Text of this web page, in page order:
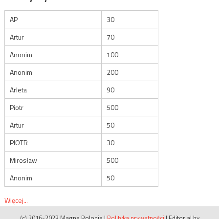
AP
30
Artur
70
Anonim
100
Anonim
200
Arleta
90
Piotr
500
Artur
50
PIOTR
30
Mirosław
500
Anonim
50
Więcej...